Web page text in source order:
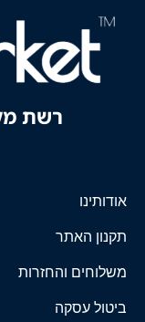
רשת
אודותינו
תקנון האתר
משלוחים והחזרות
ביטול עסקה